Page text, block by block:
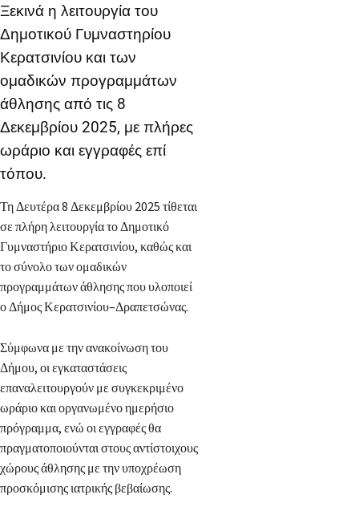
Ξεκινά η λειτουργία του
Δημοτικού Γυμναστηρίου
Κερατσινίου και των
ομαδικών προγραμμάτων
άθλησης από τις 8
Δεκεμβρίου 2025, με πλήρες
ωράριο και εγγραφές επί
τόπου.
Τη Δευτέρα 8 Δεκεμβρίου 2025 τίθεται
σε πλήρη λειτουργία το Δημοτικό
Γυμναστήριο Κερατσινίου, καθώς και
το σύνολο των ομαδικών
προγραμμάτων άθλησης που υλοποιεί
ο Δήμος Κερατσινίου–Δραπετσώνας.
Σύμφωνα με την ανακοίνωση του
Δήμου, οι εγκαταστάσεις
επαναλειτουργούν με συγκεκριμένο
ωράριο και οργανωμένο ημερήσιο
πρόγραμμα, ενώ οι εγγραφές θα
πραγματοποιούνται στους αντίστοιχους
χώρους άθλησης με την υποχρέωση
προσκόμισης ιατρικής βεβαίωσης.